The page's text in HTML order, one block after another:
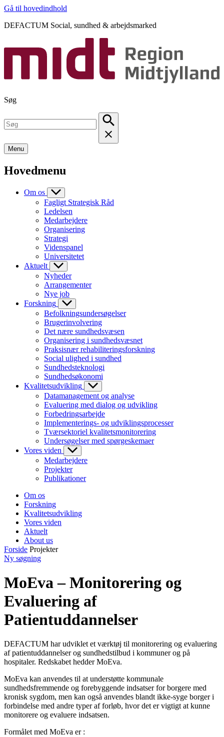
Gå til hovedindhold
DEFACTUM Social, sundhed & arbejdsmarked
Søg
Menu
Hovedmenu
Om os
Fagligt Strategisk Råd
Ledelsen
Medarbejdere
Organisering
Strategi
Videnspanel
Universitetet
Aktuelt
Nyheder
Arrangementer
Nye job
Forskning
Befolkningsundersøgelser
Brugerinvolvering
Det nære sundhedsvæsen
Organisering i sundhedsvæsnet
Praksisnær rehabiliteringsforskning
Social ulighed i sundhed
Sundhedsteknologi
Sundhedsøkonomi
Kvalitetsudvikling
Datamanagement og analyse
Evaluering med dialog og udvikling
Forbedringsarbejde
Implementerings- og udviklingsprocesser
Tværsektoriel kvalitetsmonitorering
Undersøgelser med spørgeskemaer
Vores viden
Medarbejdere
Projekter
Publikationer
Om os
Forskning
Kvalitetsudvikling
Vores viden
Aktuelt
About us
Forside Projekter
Ny søgning
MoEva – Monitorering og
Evaluering af
Patientuddannelser
DEFACTUM har udviklet et værktøj til monitorering og evaluering
af patientuddannelser og sundhedstilbud i kommuner og på
hospitaler. Redskabet hedder MoEva.
MoEva kan anvendes til at understøtte kommunale
sundhedsfremmende og forebyggende indsatser for borgere med
kronisk sygdom, men kan også anvendes blandt ikke-syge borger i
forbindelse med andre typer af forløb, hvor det er vigtigt at kunne
monitorere og evaluere indsatsen.
Formålet med MoEva er :